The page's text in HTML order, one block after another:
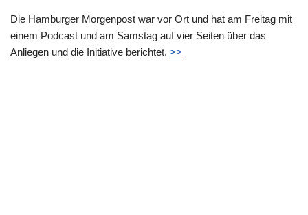
Die Hamburger Morgenpost war vor Ort und hat am Freitag mit
einem Podcast und am Samstag auf vier Seiten über das
Anliegen und die Initiative berichtet. >>